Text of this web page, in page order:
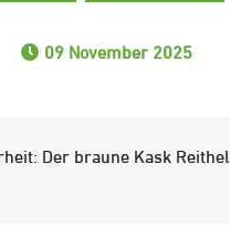
09 November 2025
Der braune Kask